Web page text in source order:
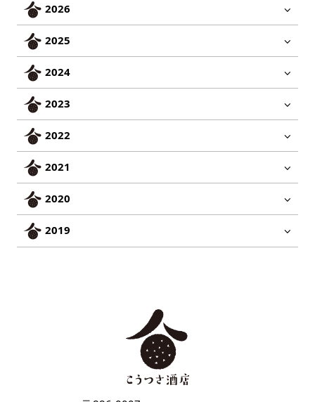
2026
2025
2024
2023
2022
2021
2020
2019